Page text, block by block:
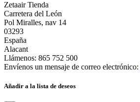
Zetaair Tienda
Carretera del León
Pol Miralles, nav 14
03293
España
Alacant
Llámenos: 865 752 500
Envíenos un mensaje de correo electrónico:
Añadir a la lista de deseos